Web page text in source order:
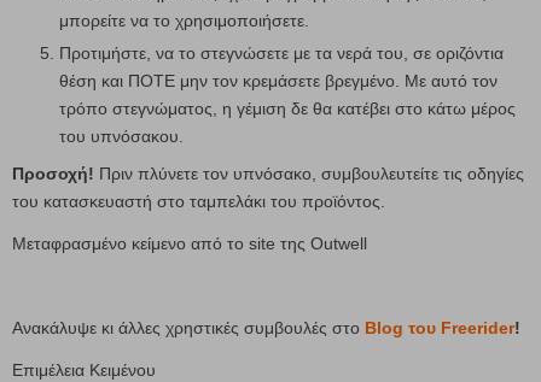
μπορείτε να το χρησιμοποιήσετε.
Προτιμήστε, να το στεγνώσετε με τα νερά του, σε οριζόντια
θέση και ΠΟΤΕ μην τον κρεμάσετε βρεγμένο. Με αυτό τον
τρόπο στεγνώματος, η γέμιση δε θα κατέβει στο κάτω μέρος
του υπνόσακου.
Προσοχή! Πριν πλύνετε τον υπνόσακο, συμβουλευτείτε τις οδηγίες
του κατασκευαστή στο ταμπελάκι του προϊόντος.
Μεταφρασμένο κείμενο από το site της Outwell
Ανακάλυψε κι άλλες χρηστικές συμβουλές στο Blog του Freerider!
Επιμέλεια Κειμένου